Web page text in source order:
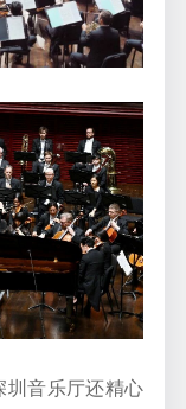
音乐厅还精心